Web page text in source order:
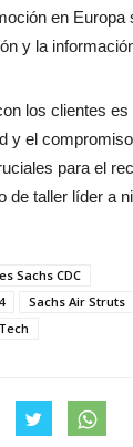
en Europa
y la
los clientes
y el
para el
taller líder a
Sachs CDC
Sachs Air Struts